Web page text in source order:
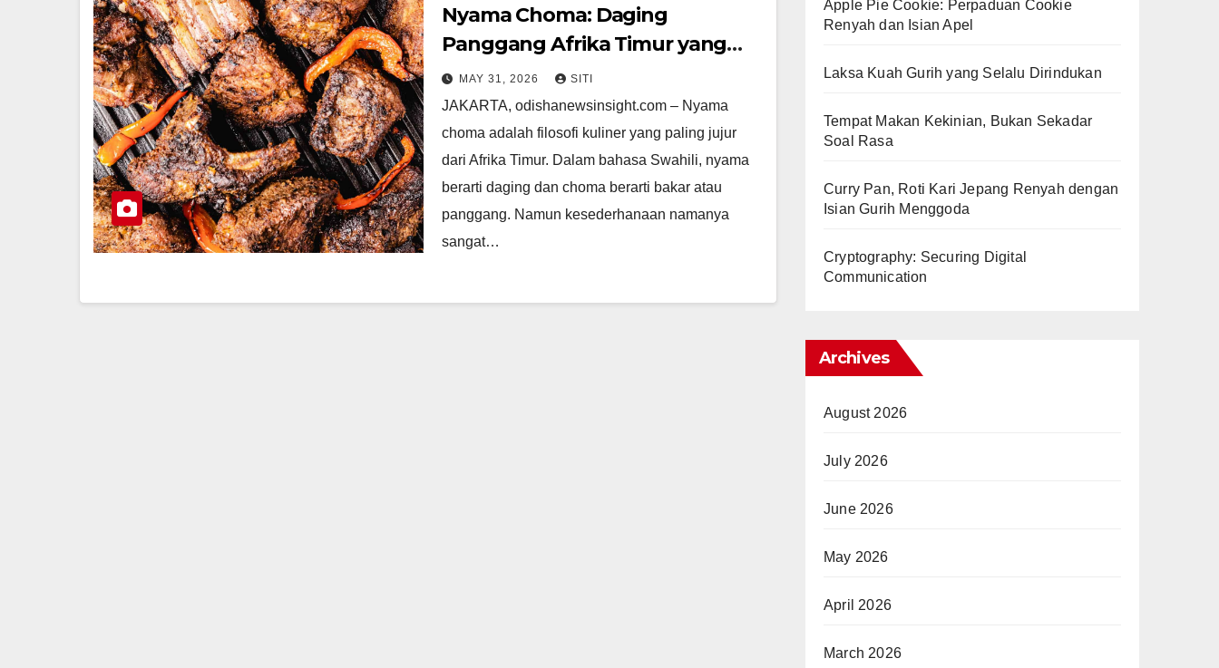
Nyama Choma: Daging
Panggang Afrika Timur yang
Smoky, Sederhana, dan Penuh
Jiwa
MAY 31, 2026 SITI
JAKARTA, odishanewsinsight.com – Nyama
choma adalah filosofi kuliner yang paling jujur
dari Afrika Timur. Dalam bahasa Swahili, nyama
berarti daging dan choma berarti bakar atau
panggang. Namun kesederhanaan namanya
sangat…
Apple Pie Cookie: Perpaduan Cookie
Renyah dan Isian Apel
Laksa Kuah Gurih yang Selalu Dirindukan
Tempat Makan Kekinian, Bukan Sekadar
Soal Rasa
Curry Pan, Roti Kari Jepang Renyah dengan
Isian Gurih Menggoda
Cryptography: Securing Digital
Communication
Archives
August 2026
July 2026
June 2026
May 2026
April 2026
March 2026